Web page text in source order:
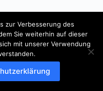
zur Verbesserung des
Sie weiterhin auf dieser
mit unserer Verwendung